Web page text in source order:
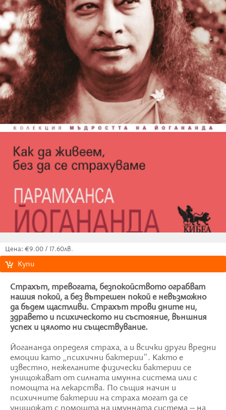
Цена: €9.00 / 17.60лв.
Купи
Страхът, тревогата, безпокойството ограбват
нашия покой, а без вътрешен покой е невъзможно
да бъдем щастливи. Страхът трови дните ни,
здравето и психическото ни състояние, външния
успех и цялото ни съществувание.
Йогананда определя страха, а и всички други вредни
емоции като „психични бактерии“. Както е
известно, нежеланите физически бактерии се
унищожават от силната имунна система или с
помощта на лекарства. По същия начин и
психичните бактерии на страха могат да се